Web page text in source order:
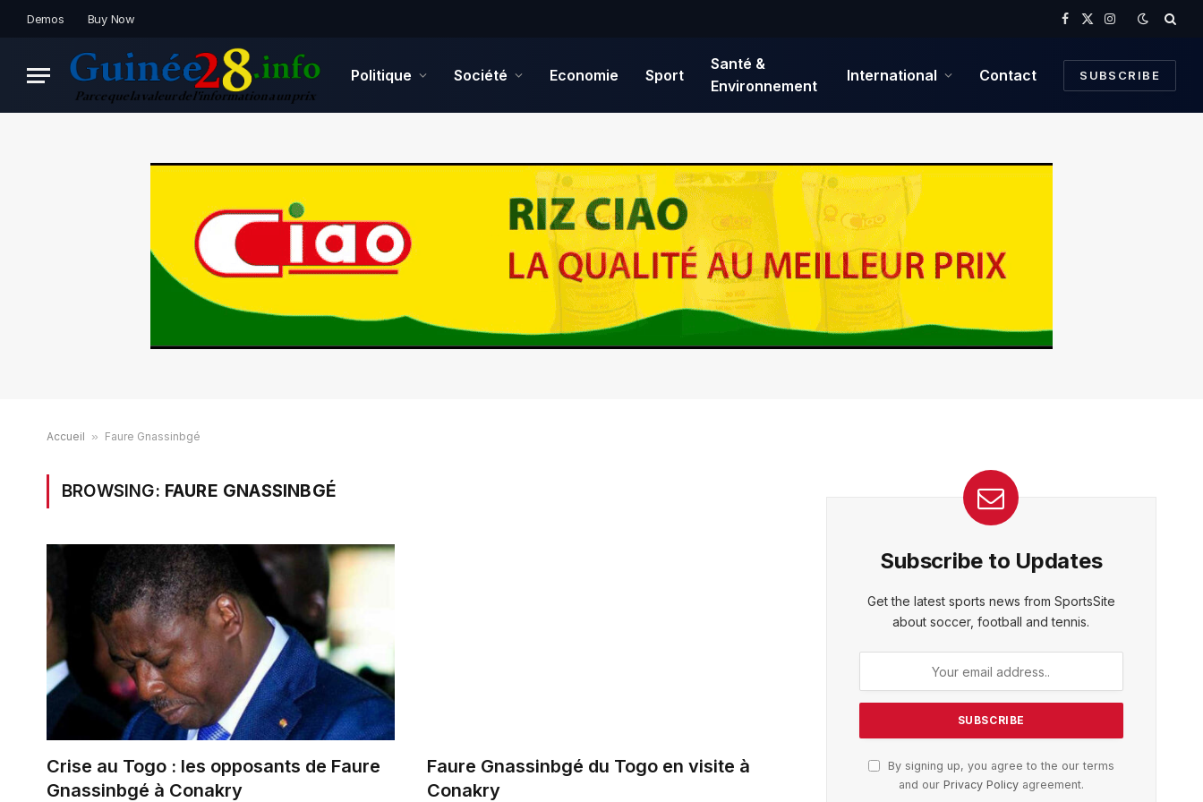
Demos Buy Now
Facebook
X
Instagram
Politique Société Economie Sport
Santé &
Environnement
International Contact SUBSCRIBE
Accueil » Faure Gnassinbgé
BROWSING: FAURE GNASSINBGÉ
Crise au Togo : les opposants de Faure
Gnassinbgé à Conakry
Faure Gnassinbgé du Togo en visite à
Conakry
Subscribe to Updates
Get the latest sports news from SportsSite
about soccer, football and tennis.
By signing up, you agree to the our terms
and our Privacy Policyagreement.